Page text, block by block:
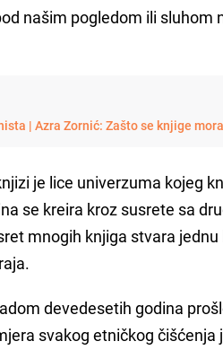
našim pogledom ili
| Azra Zornić: Zašto se knjige
je lice univerzuma kojeg
se kreira kroz susrete sa
mnogih knjiga stvara
devedesetih godina
svakog etničkog